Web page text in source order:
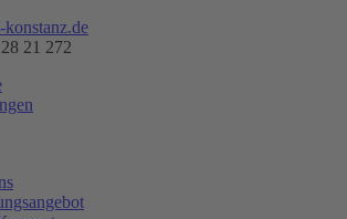
21 272